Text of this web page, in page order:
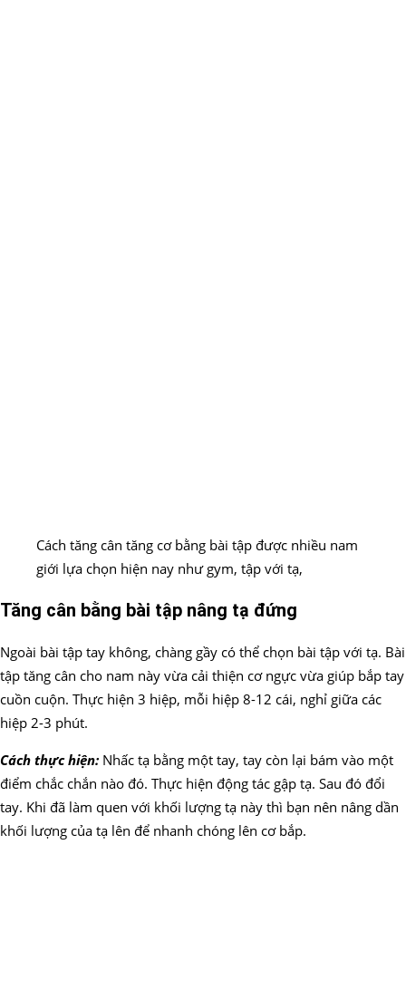
Cách tăng cân tăng cơ bằng bài tập được nhiều nam
giới lựa chọn hiện nay như gym, tập với tạ,
Tăng cân bằng bài tập nâng tạ đứng
Ngoài bài tập tay không, chàng gầy có thể chọn bài tập với tạ. Bài
tập tăng cân cho nam này vừa cải thiện cơ ngực vừa giúp bắp tay
cuồn cuộn. Thực hiện 3 hiệp, mỗi hiệp 8-12 cái, nghỉ giữa các
hiệp 2-3 phút.
Cách thực hiện: Nhấc tạ bằng một tay, tay còn lại bám vào một
điểm chắc chắn nào đó. Thực hiện động tác gập tạ. Sau đó đổi
tay. Khi đã làm quen với khối lượng tạ này thì bạn nên nâng dần
khối lượng của tạ lên để nhanh chóng lên cơ bắp.